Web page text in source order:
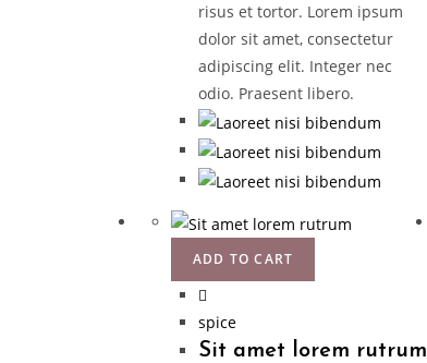
risus et tortor. Lorem ipsum
dolor sit amet, consectetur
adipiscing elit. Integer nec
odio. Praesent libero.
ADD TO CART
spice
Sit amet lorem rutrum